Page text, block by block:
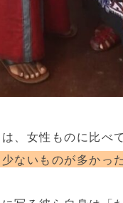
、女性ものに比べて
ないものが多かった